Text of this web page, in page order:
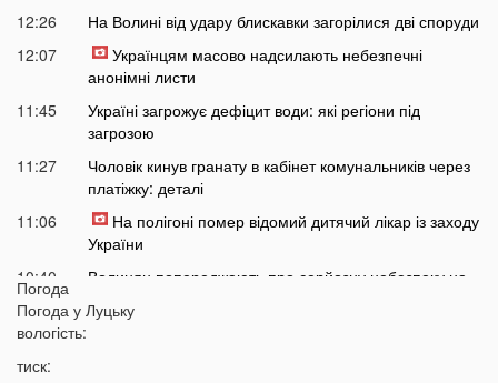
12:26
На Волині від удару блискавки загорілися дві споруди
12:07
Українцям масово надсилають небезпечні
анонімні листи
11:45
Україні загрожує дефіцит води: які регіони під
загрозою
11:27
Чоловік кинув гранату в кабінет комунальників через
платіжку: деталі
11:06
На полігоні помер відомий дитячий лікар із заходу
України
10:40
Волинян попереджають про серйозну небезпеку на
10:15
Погода
Погода у Луцьку
вологість:
тиск: